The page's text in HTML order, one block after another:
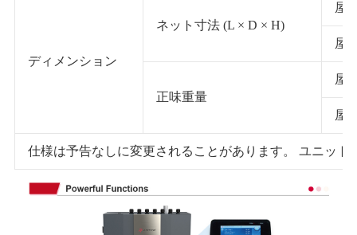
ディメンション
ネット寸法 (L × D × H)
屋
屋
正味重量
屋
屋
仕様は予告なしに変更されることがあります。 ユニッ